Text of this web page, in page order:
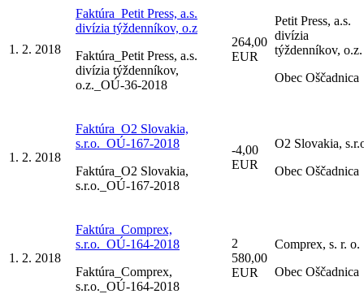
1. 2. 2018
Faktúra_Petit Press, a.s.
divízia týždenníkov, o.z
Faktúra_Petit Press, a.s.
divízia týždenníkov,
o.z._OÚ-36-2018
264,00
EUR
Petit Press, a.s.
divízia
týždenníkov, o.z.
Obec Oščadnica
1. 2. 2018
Faktúra_O2 Slovakia,
s.r.o._OÚ-167-2018
Faktúra_O2 Slovakia,
s.r.o._OÚ-167-2018
-4,00
EUR
O2 Slovakia,
Obec Oščadnica
1. 2. 2018
Faktúra_Comprex,
s.r.o._OÚ-164-2018
Faktúra_Comprex,
s.r.o._OÚ-164-2018
2
580,00
EUR
Comprex, s. r. o.
Obec Oščadnica